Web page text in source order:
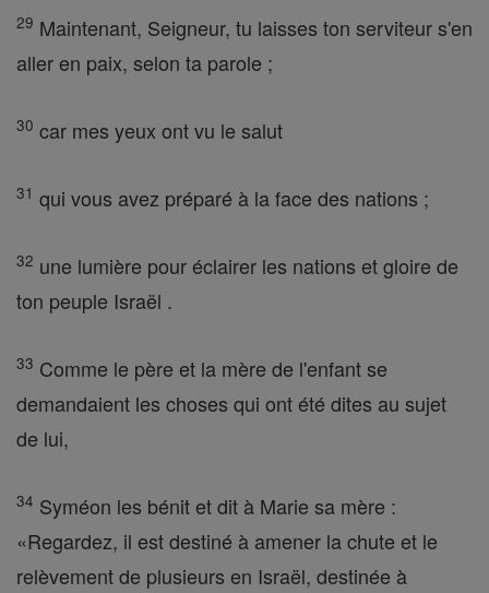
29 Maintenant, Seigneur, tu laisses ton serviteur s'en
aller en paix, selon ta parole ;
30 car mes yeux ont vu le salut
31 qui vous avez préparé à la face des nations ;
32 une lumière pour éclairer les nations et gloire de
ton peuple Israël .
33 Comme le père et la mère de l'enfant se
demandaient les choses qui ont été dites au sujet
de lui,
34 Syméon les bénit et dit à Marie sa mère :
«Regardez, il est destiné à amener la chute et le
relèvement de plusieurs en Israël, destinée à